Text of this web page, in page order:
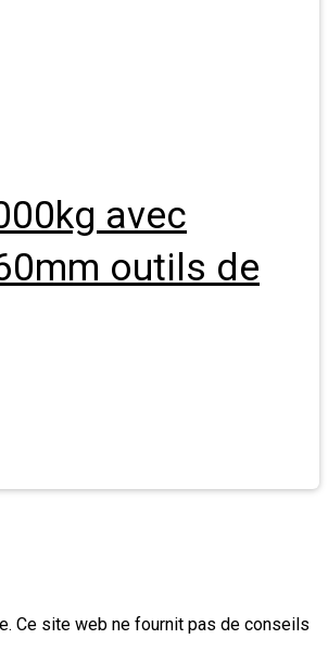
avec
outils de
Ce site web ne fournit pas de conseils